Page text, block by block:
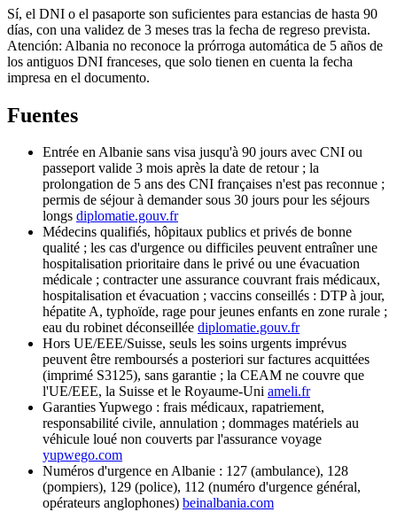
Sí, el DNI o el pasaporte son suficientes para estancias de hasta 90
días, con una validez de 3 meses tras la fecha de regreso prevista.
Atención: Albania no reconoce la prórroga automática de 5 años de
los antiguos DNI franceses, que solo tienen en cuenta la fecha
impresa en el documento.
Fuentes
Entrée en Albanie sans visa jusqu'à 90 jours avec CNI ou
passeport valide 3 mois après la date de retour ; la
prolongation de 5 ans des CNI françaises n'est pas reconnue ;
permis de séjour à demander sous 30 jours pour les séjours
longs diplomatie.gouv.fr
Médecins qualifiés, hôpitaux publics et privés de bonne
qualité ; les cas d'urgence ou difficiles peuvent entraîner une
hospitalisation prioritaire dans le privé ou une évacuation
médicale ; contracter une assurance couvrant frais médicaux,
hospitalisation et évacuation ; vaccins conseillés : DTP à jour,
hépatite A, typhoïde, rage pour jeunes enfants en zone rurale ;
eau du robinet déconseillée diplomatie.gouv.fr
Hors UE/EEE/Suisse, seuls les soins urgents imprévus
peuvent être remboursés a posteriori sur factures acquittées
(imprimé S3125), sans garantie ; la CEAM ne couvre que
l'UE/EEE, la Suisse et le Royaume-Uni ameli.fr
Garanties Yupwego : frais médicaux, rapatriement,
responsabilité civile, annulation ; dommages matériels au
véhicule loué non couverts par l'assurance voyage
yupwego.com
Numéros d'urgence en Albanie : 127 (ambulance), 128
(pompiers), 129 (police), 112 (numéro d'urgence général,
opérateurs anglophones) beinalbania.com